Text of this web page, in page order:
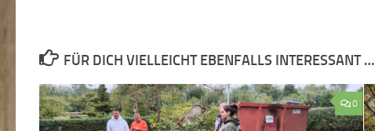
FÜR DICH VIELLEICHT EBENFALLS INTERESSANT …
0